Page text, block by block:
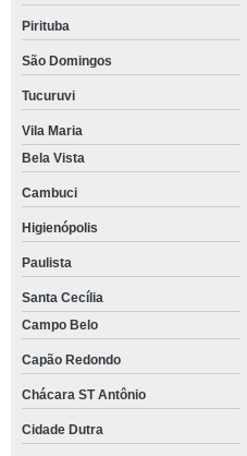
Pirituba
São Domingos
Tucuruvi
Vila Maria
Bela Vista
Cambuci
Higienópolis
Paulista
Santa Cecília
Campo Belo
Capão Redondo
Chácara ST Antônio
Cidade Dutra